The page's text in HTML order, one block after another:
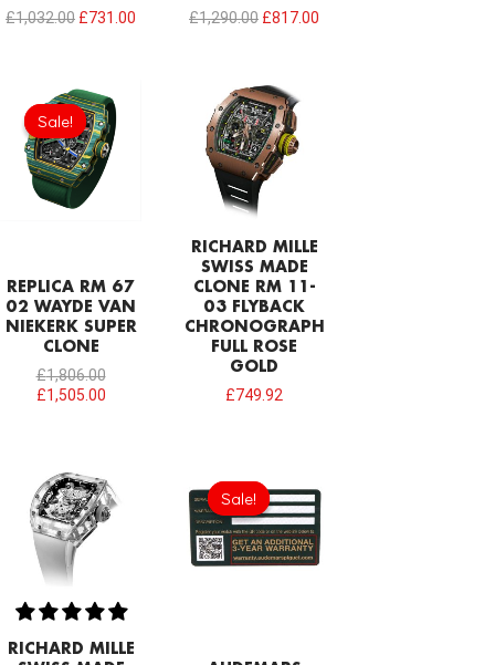
£1,032.00 £731.00
£1,290.00 £817.00
Sale!
Sale!
REPLICA RM 67
02 WAYDE VAN
NIEKERK SUPER
CLONE
£1,806.00
price
was:
£1,806.00.
£1,505.00
price
is:
£1,505.00.
RICHARD MILLE
SWISS MADE
CLONE RM 11-
03 FLYBACK
CHRONOGRAPH
FULL ROSE
GOLD
£749.92
RICHARD MILLE
Sale!
Sale!
price
was:
£189.20.
price
is:
£94.60.